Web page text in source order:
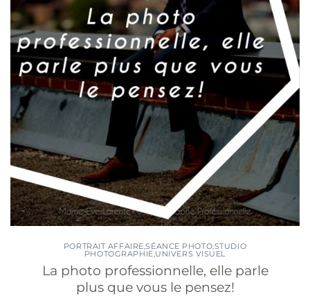
PORTRAIT AFFAIRE,SÉANCE PHOTO,STUDIO
PHOTOGRAPHIE,UNIVERS VISUEL
La photo professionnelle, elle parle
plus que vous le pensez!